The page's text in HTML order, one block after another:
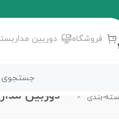
فروشگاه دوربین
بندی رشت” دوربین